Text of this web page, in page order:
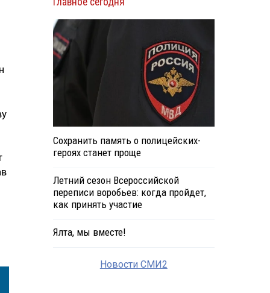
Сохранить память о полицейских-
героях станет проще
Летний сезон Всероссийской
переписи воробьев: когда пройдет,
как принять участие
Ялта, мы вместе!
Новости СМИ2